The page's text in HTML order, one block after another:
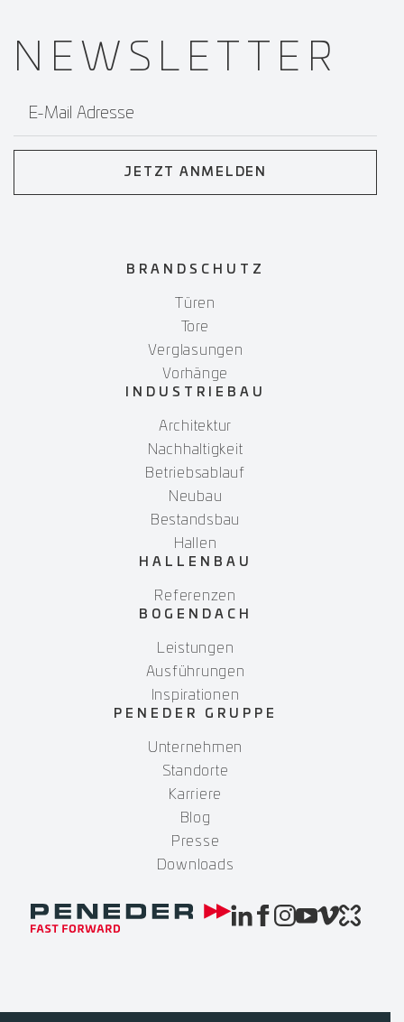
NEWS­ LETTER
E-Mail Adresse
JETZT ANMELDEN
BRANDSCHUTZ
Türen
Tore
Verglasungen
Vorhänge
INDUSTRIEBAU
Architektur
Nachhaltigkeit
Betriebsablauf
Neubau
Bestandsbau
Hallen
HALLENBAU
Referenzen
BOGENDACH
Leistungen
Ausführungen
Inspirationen
PENEDER GRUPPE
Unternehmen
Standorte
Karriere
Blog
Presse
Downloads